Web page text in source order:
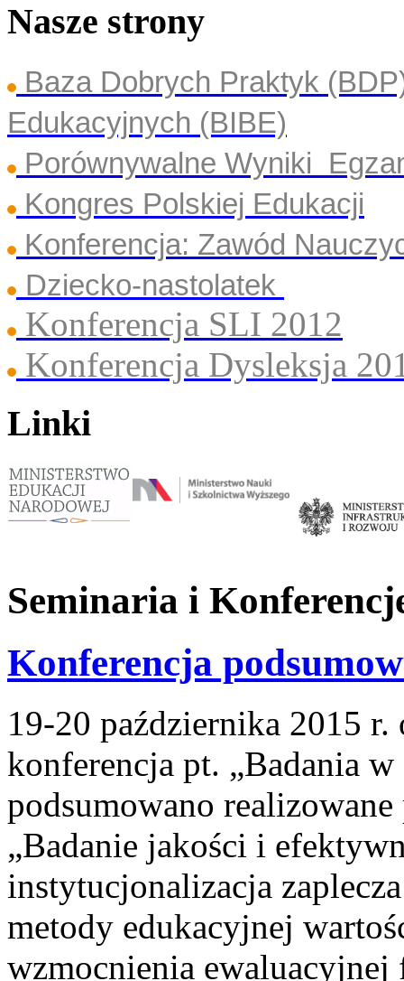
Nasze strony
Baza Dobrych Praktyk
Edukacyjnych (BIBE)
Porównywalne Wyniki
Kongres Polskiej Edukacji
Konferencja: Zawód
Dziecko-nastolatek
Konferencja SLI 2012
Konferencja Dysleksja
Linki
Seminaria i
Konferencja
19-20 października 2015 r.
konferencja pt. „Badania
podsumowano
„Badanie jakości i
instytucjonalizacja
metody edukacyjnej
wzmocnienia